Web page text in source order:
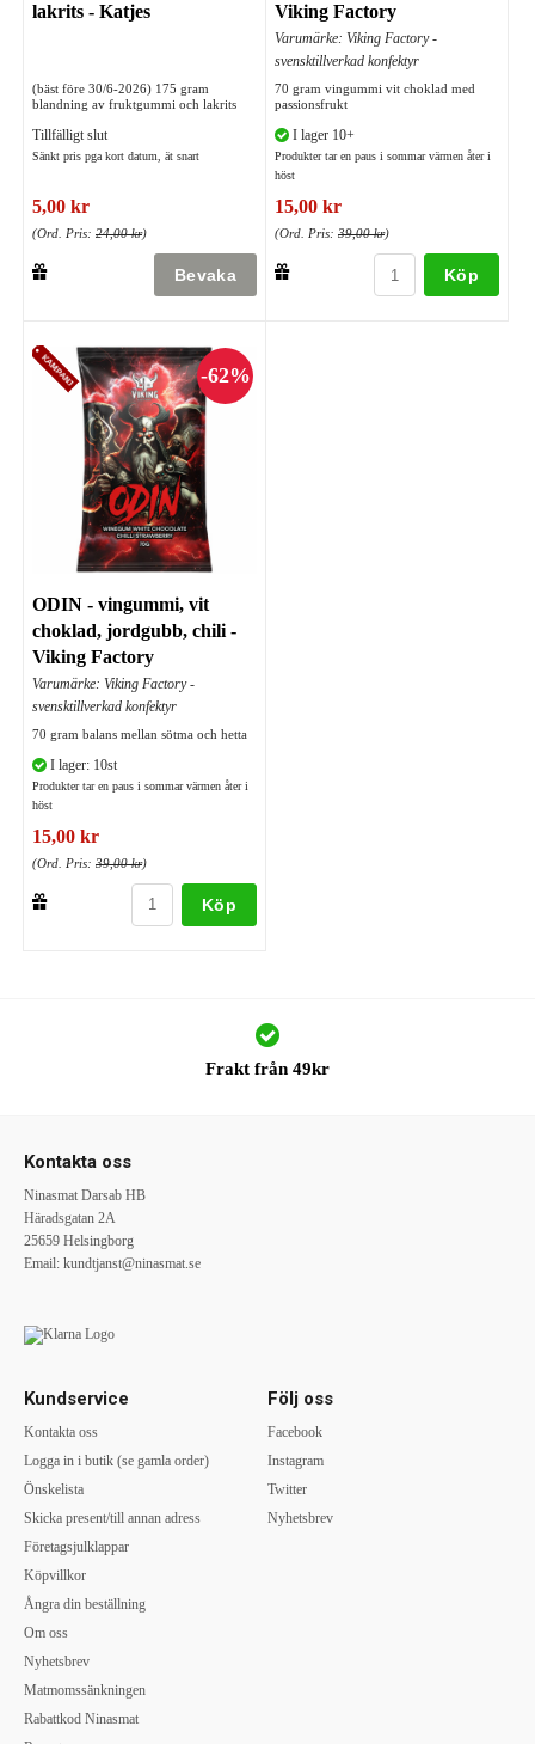
lakrits - Katjes
(bäst före 30/6-2026) 175 gram
blandning av fruktgummi och lakrits
Tillfälligt slut
Sänkt pris pga kort datum, ät snart
5,00 kr
(Ord. Pris: 24,00 kr)
Viking Factory
Varumärke: Viking Factory -
svensktillverkad konfektyr
70 gram vingummi vit choklad med
passionsfrukt
I lager 10+
Produkter tar en paus i sommar värmen åter i
höst
15,00 kr
(Ord. Pris: 39,00 kr)
Köp
ODIN - vingummi, vit
choklad, jordgubb, chili -
Viking Factory
Varumärke: Viking Factory -
svensktillverkad konfektyr
70 gram balans mellan sötma och hetta
I lager: 10st
Produkter tar en paus i sommar värmen åter i
höst
15,00 kr
(Ord. Pris: 39,00 kr)
Köp
Frakt från 49kr
Kontakta oss
Ninasmat Darsab HB
Häradsgatan 2A
25659 Helsingborg
Email: kundtjanst@ninasmat.se
Kundservice
Kontakta oss
Logga in i butik (se gamla order)
Önskelista
Skicka present/till annan adress
Företagsjulklappar
Köpvillkor
Ångra din beställning
Om oss
Nyhetsbrev
Matmomssänkningen
Rabattkod Ninasmat
Följ oss
Facebook
Instagram
Twitter
Nyhetsbrev